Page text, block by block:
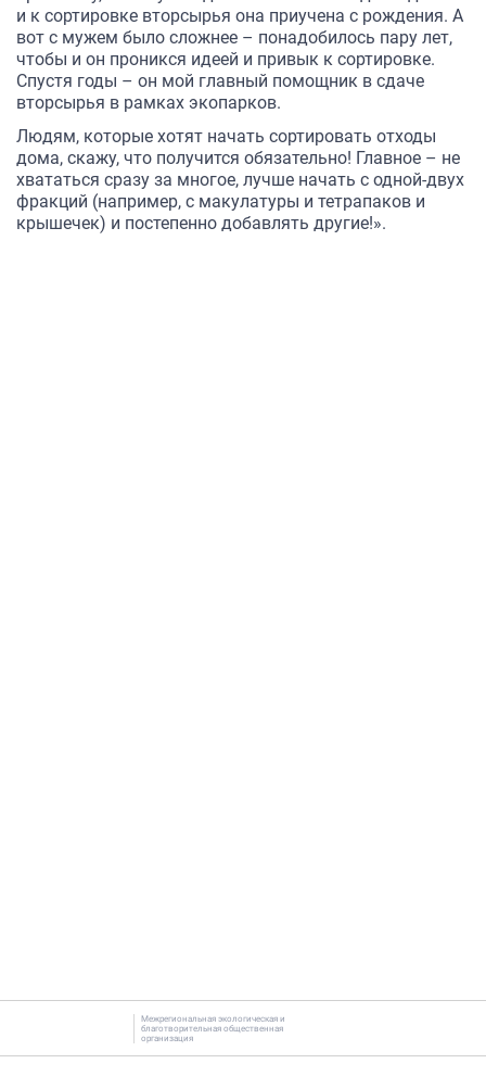
и к сортировке вторсырья она приучена с рождения. А
вот с мужем было сложнее – понадобилось пару лет,
чтобы и он проникся идеей и привык к сортировке.
Спустя годы – он мой главный помощник в сдаче
вторсырья в рамках экопарков.
Людям, которые хотят начать сортировать отходы
дома, скажу, что получится обязательно! Главное – не
хвататься сразу за многое, лучше начать с одной-двух
фракций (например, с макулатуры и тетрапаков и
крышечек) и постепенно добавлять другие!».
Межрегиональная экологическая и
благотворительная общественная
организация